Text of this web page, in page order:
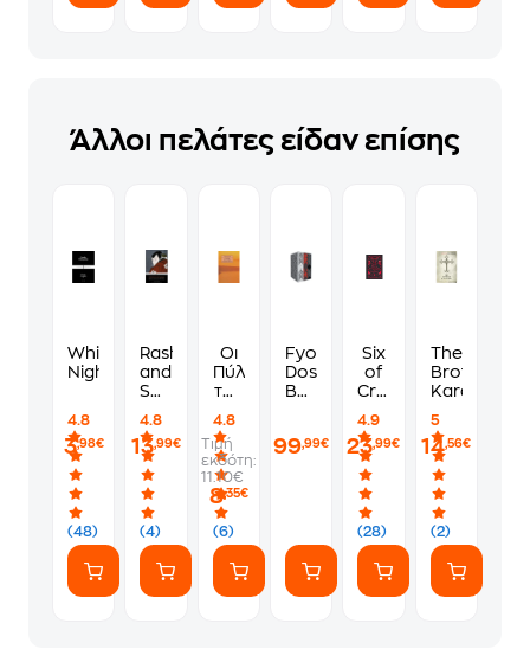
Άλλοι πελάτες είδαν επίσης
White
Nights
4.8
(48)
3,98€
Rashomon
and
Seventeen
Stories
4.8
(4)
13,99€
Οι
Πύλες
της
4.8
(6)
Τιμή
εκδότη:
11.10€
8,35€
Fyodor
Dostoyevsky
Boxed
and
Punishment,
Brothers
Karamazov
99,99€
Six
of
Crows:
Edition
4.9
(28)
23,99€
The
Brothers
Karamazov
5
(2)
14,56€